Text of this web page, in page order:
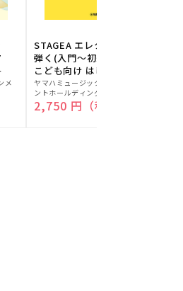
メ
STAGEA エレクトーンで
弾く(入門～初級) Vol.86
こども向け はじめよう！
ELB-02(楽器のトリセツ
付)
販
売
元:
ヤマハミュージックエンタテインメ
ントホールディングス
通常価格
2,750 円（税込）